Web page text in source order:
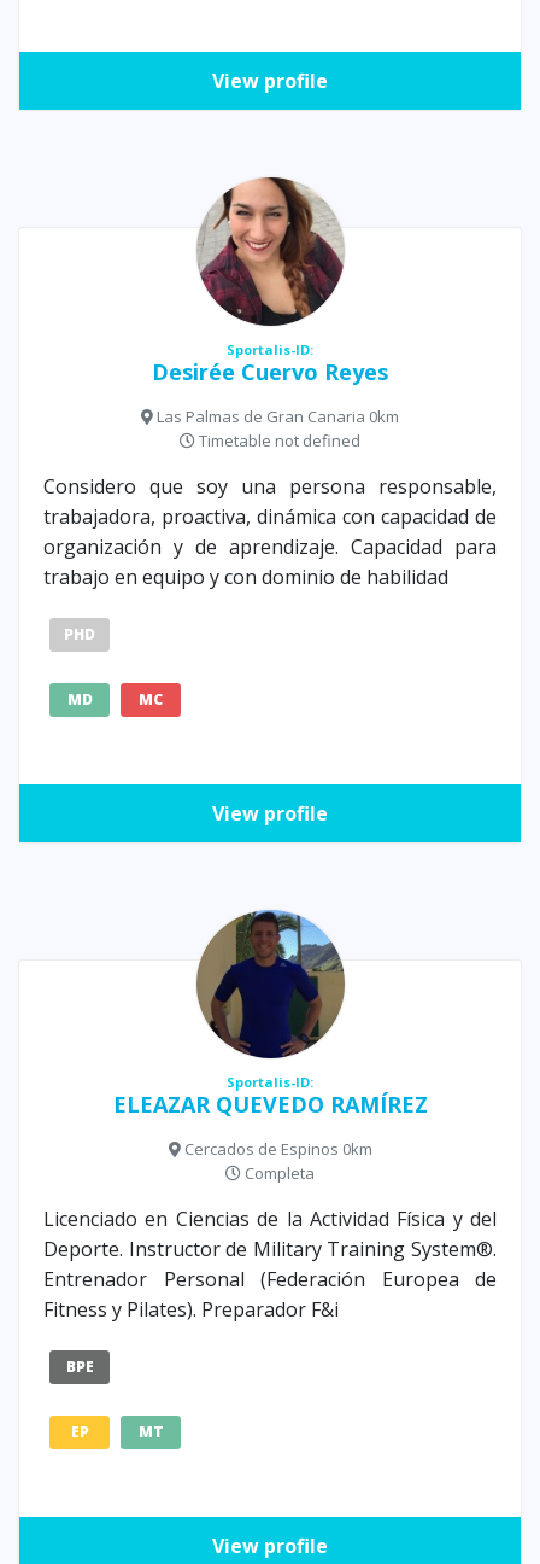
View profile
Sportalis-ID:
Desirée Cuervo Reyes
Las Palmas de Gran Canaria 0km
Timetable not defined
Considero que soy una persona responsable,
trabajadora, proactiva, dinámica con capacidad de
organización y de aprendizaje. Capacidad para
trabajo en equipo y con dominio de habilidad
PHD
MD MC
View profile
Sportalis-ID:
ELEAZAR QUEVEDO RAMÍREZ
Cercados de Espinos 0km
Completa
Licenciado en Ciencias de la Actividad Física y del
Deporte. Instructor de Military Training System®.
Entrenador Personal (Federación Europea de
Fitness y Pilates). Preparador F&i
BPE
EP MT
View profile